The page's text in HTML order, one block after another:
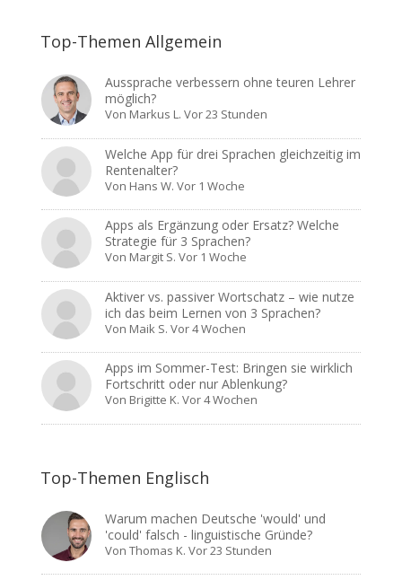
Top-Themen Allgemein
Aussprache verbessern ohne teuren Lehrer
möglich?
Von Markus L. Vor 23 Stunden
Welche App für drei Sprachen gleichzeitig im
Rentenalter?
Von Hans W. Vor 1 Woche
Apps als Ergänzung oder Ersatz? Welche
Strategie für 3 Sprachen?
Von Margit S. Vor 1 Woche
Aktiver vs. passiver Wortschatz – wie nutze
ich das beim Lernen von 3 Sprachen?
Von Maik S. Vor 4 Wochen
Apps im Sommer-Test: Bringen sie wirklich
Fortschritt oder nur Ablenkung?
Von Brigitte K. Vor 4 Wochen
Top-Themen Englisch
Warum machen Deutsche 'would' und
'could' falsch - linguistische Gründe?
VonThomas K. Vor 23 Stunden